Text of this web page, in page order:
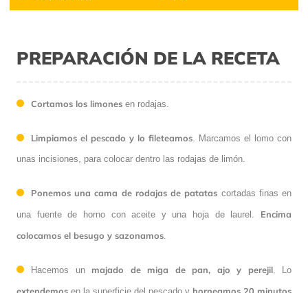
PREPARACIÓN DE LA RECETA
Cortamos los limones en rodajas.
Limpiamos el pescado y lo fileteamos . Marcamos el lomo con
unas incisiones, para colocar dentro las rodajas de limón.
Ponemos una cama de rodajas de patatas cortadas finas en
una fuente de horno con aceite y una hoja de laurel. Encima
colocamos el besugo y sazonamos
Hacemos un majado de miga de pan, ajo y perejil. Lo